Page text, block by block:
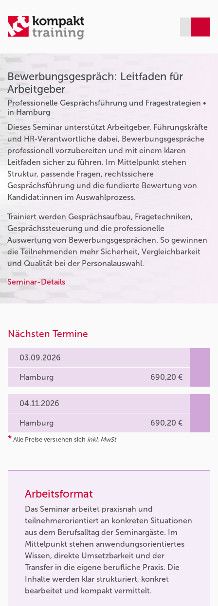
Bewerbungsgespräch: Leitfaden für
Arbeitgeber
Professionelle Gesprächsführung und Fragestrategien •
in Hamburg
Dieses Seminar unterstützt Arbeitgeber, Führungskräfte
und HR-Verantwortliche dabei, Bewerbungsgespräche
professionell vorzubereiten und mit einem klaren
Leitfaden sicher zu führen. Im Mittelpunkt stehen
Struktur, passende Fragen, rechtssichere
Gesprächsführung und die fundierte Bewertung von
Kandidat:innen im Auswahlprozess.
Trainiert werden Gesprächsaufbau, Fragetechniken,
Gesprächssteuerung und die professionelle
Auswertung von Bewerbungsgesprächen. So gewinnen
die Teilnehmenden mehr Sicherheit, Vergleichbarkeit
und Qualität bei der Personalauswahl.
Seminar-Details
Nächsten Termine
03.09.2026
Hamburg 690,20 €
04.11.2026
Hamburg 690,20 €
* Alle Preise verstehen sich inkl. MwSt
Arbeitsformat
Das Seminar arbeitet praxisnah und
teilnehmerorientiert an konkreten Situationen
aus dem Berufsalltag der Seminargäste. Im
Mittelpunkt stehen anwendungsorientiertes
Wissen, direkte Umsetzbarkeit und der
Transfer in die eigene berufliche Praxis. Die
Inhalte werden klar strukturiert, konkret
bearbeitet und kompakt vermittelt.